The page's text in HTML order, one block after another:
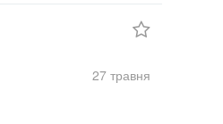
27 травня